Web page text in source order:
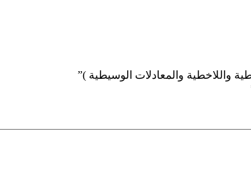
واللاخطية والمعادلات الوسيطية )”